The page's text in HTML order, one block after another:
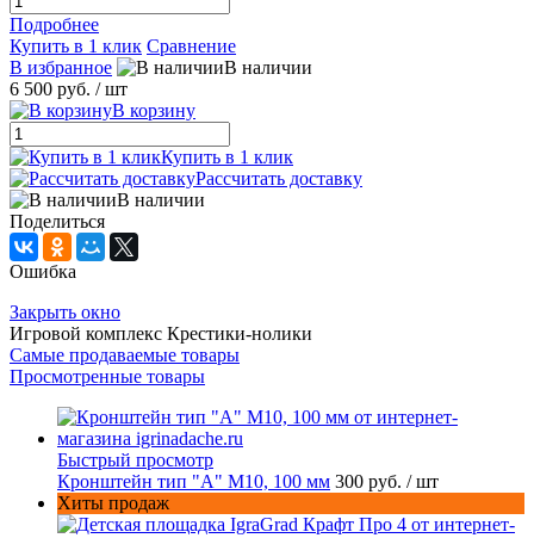
Подробнее
Купить в 1 клик Сравнение
В избранное
В наличии
6 500 руб. / шт
В корзину
Купить в 1 клик
Рассчитать доставку
В наличии
Поделиться
Ошибка
Закрыть окно
Игровой комплекс Крестики-нолики
Самые продаваемые товары
Просмотренные товары
Быстрый просмотр
Кронштейн тип "A" M10, 100 мм 300 руб. / шт
Хиты продаж